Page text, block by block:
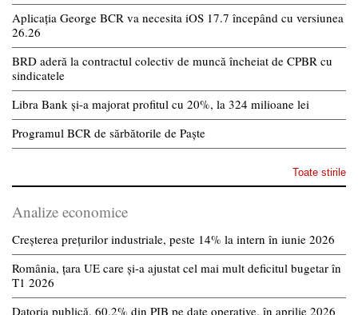
Aplicația George BCR va necesita iOS 17.7 începând cu versiunea
26.26
BRD aderă la contractul colectiv de muncă încheiat de CPBR cu
sindicatele
Libra Bank și-a majorat profitul cu 20%, la 324 milioane lei
Programul BCR de sărbătorile de Paște
Toate stirile
Analize economice
Creșterea prețurilor industriale, peste 14% la intern în iunie 2026
România, țara UE care și-a ajustat cel mai mult deficitul bugetar în
T1 2026
Datoria publică, 60,2% din PIB pe date operative, în aprilie 2026